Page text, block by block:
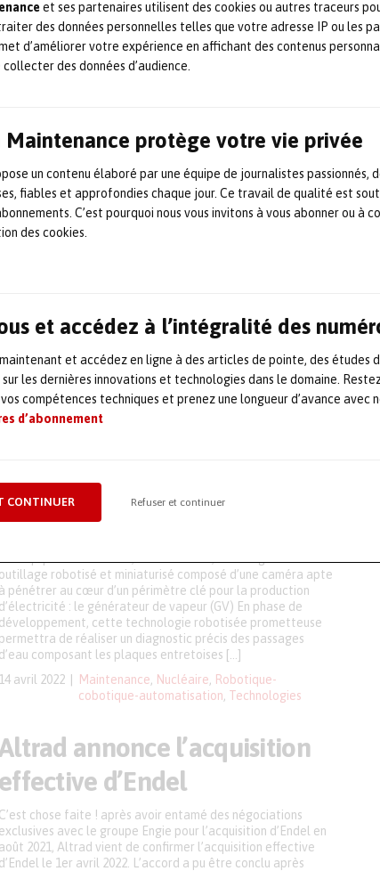
et ses partenaires utilisent des cookies ou autres traceurs
des données personnelles telles que votre adresse IP ou les
d’améliorer votre expérience en affichant des contenus
des données d’audience.
Maintenance protège votre vie privée
un contenu élaboré par une équipe de journalistes passionnés,
fiables et approfondies chaque jour. Ce travail de qualité est
C’est pourquoi nous vous invitons à vous abonner ou à
des cookies.
et accédez à l’intégralité des
et accédez en ligne à des articles de pointe, des études
sur les dernières innovations et technologies dans le domaine.
compétences techniques et prenez une longueur d’avance avec
d’abonnement
CONTINUER Refuser et continuer
Technologies
Relance soutient le
d’Altrad Endel pour
rayonner la filière
française
25 mai 2022 Formation / compétences,Maintenance,
Nucléaire
Réseau / Communauté Maintenance
aider la filière à faire face aux importants besoins de
[…]
SRA lance une
de la modernisation et
la sûreté du parc nucléaire
14 avril 2022 Maintenance Nucléaire
Robotique-
cobotique-automatisation Technologies
outillage robotisé et miniaturisé composé d’une caméra apte
à pénétrer au cœur d’un périmètre clé pour la production
d’électricité : le générateur de vapeur (GV) En phase de
développement, cette technologie robotisée prometteuse
permettra de réaliser un diagnostic précis des passages
d’eau composant les plaques entretoises […]
annonce l’acquisition
effective d’Endel
C’est chose faite ! après avoir entamé des négociations
exclusives avec le groupe Engie pour l’acquisition d’Endel en
août 2021, Altrad vient de confirmer l’acquisition effective
d’Endel le 1er avril 2022. L’accord a pu être conclu après